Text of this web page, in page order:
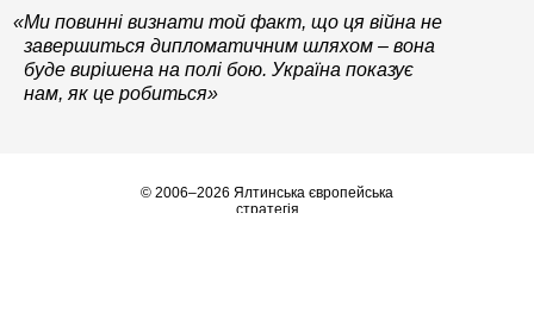
«Ми повинні визнати той факт, що ця війна не
завершиться дипломатичним шляхом – вона
буде вирішена на полі бою. Україна показує
нам, як це робиться»
© 2006–2026 Ялтинська європейська
стратегія